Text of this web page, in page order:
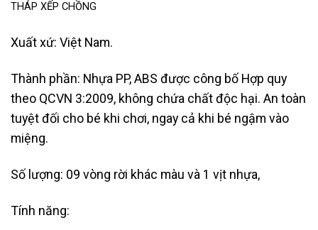
THÁP XẾP CHỒNG
Xuất xứ: Việt Nam.
Thành phần: Nhựa PP, ABS được công bố Hợp quy
theo QCVN 3:2009, không chứa chất độc hại. An toàn
tuyệt đối cho bé khi chơi, ngay cả khi bé ngậm vào
miệng.
Số lượng: 09 vòng rời khác màu và 1 vịt nhựa,
Tính năng: